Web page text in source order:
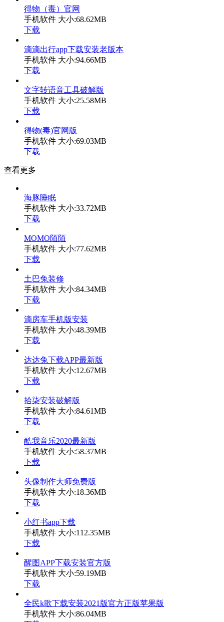
得物（毒）官网
手机软件 大小:68.62MB
下载
滴滴出行app下载安装老版本
手机软件 大小:94.66MB
下载
文字转语音工具破解版
手机软件 大小:25.58MB
下载
得物(毒)官网版
手机软件 大小:69.03MB
下载
查看更多
海豚睡眠
手机软件 大小:33.72MB
下载
MOMO陌陌
手机软件 大小:77.62MB
下载
土巴兔装修
手机软件 大小:84.34MB
下载
滴房车手机版安装
手机软件 大小:48.39MB
下载
达达兔下载APP最新版
手机软件 大小:12.67MB
下载
拾柒安装破解版
手机软件 大小:84.61MB
下载
酷我音乐2020最新版
手机软件 大小:58.37MB
下载
头像制作大师免费版
手机软件 大小:18.36MB
下载
小红书app下载
手机软件 大小:112.35MB
下载
醒图APP下载安装官方版
手机软件 大小:59.19MB
下载
全民k歌下载安装2021版官方正版苹果版
手机软件 大小:86.04MB